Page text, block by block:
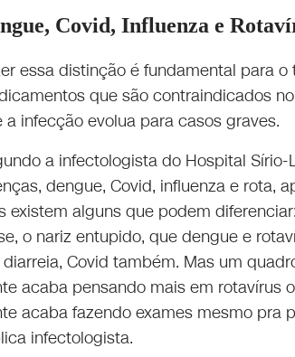
Covid, Influenza e
essa distinção é fundamental para
que são contraindicados
a infecção evolua para casos graves.
a infectologista do Hospital
dengue, Covid, influenza e rota,
existem alguns que podem
o nariz entupido, que dengue e
Covid também. Mas um
acaba pensando mais em rotavírus
acaba fazendo exames mesmo pra
infectologista.